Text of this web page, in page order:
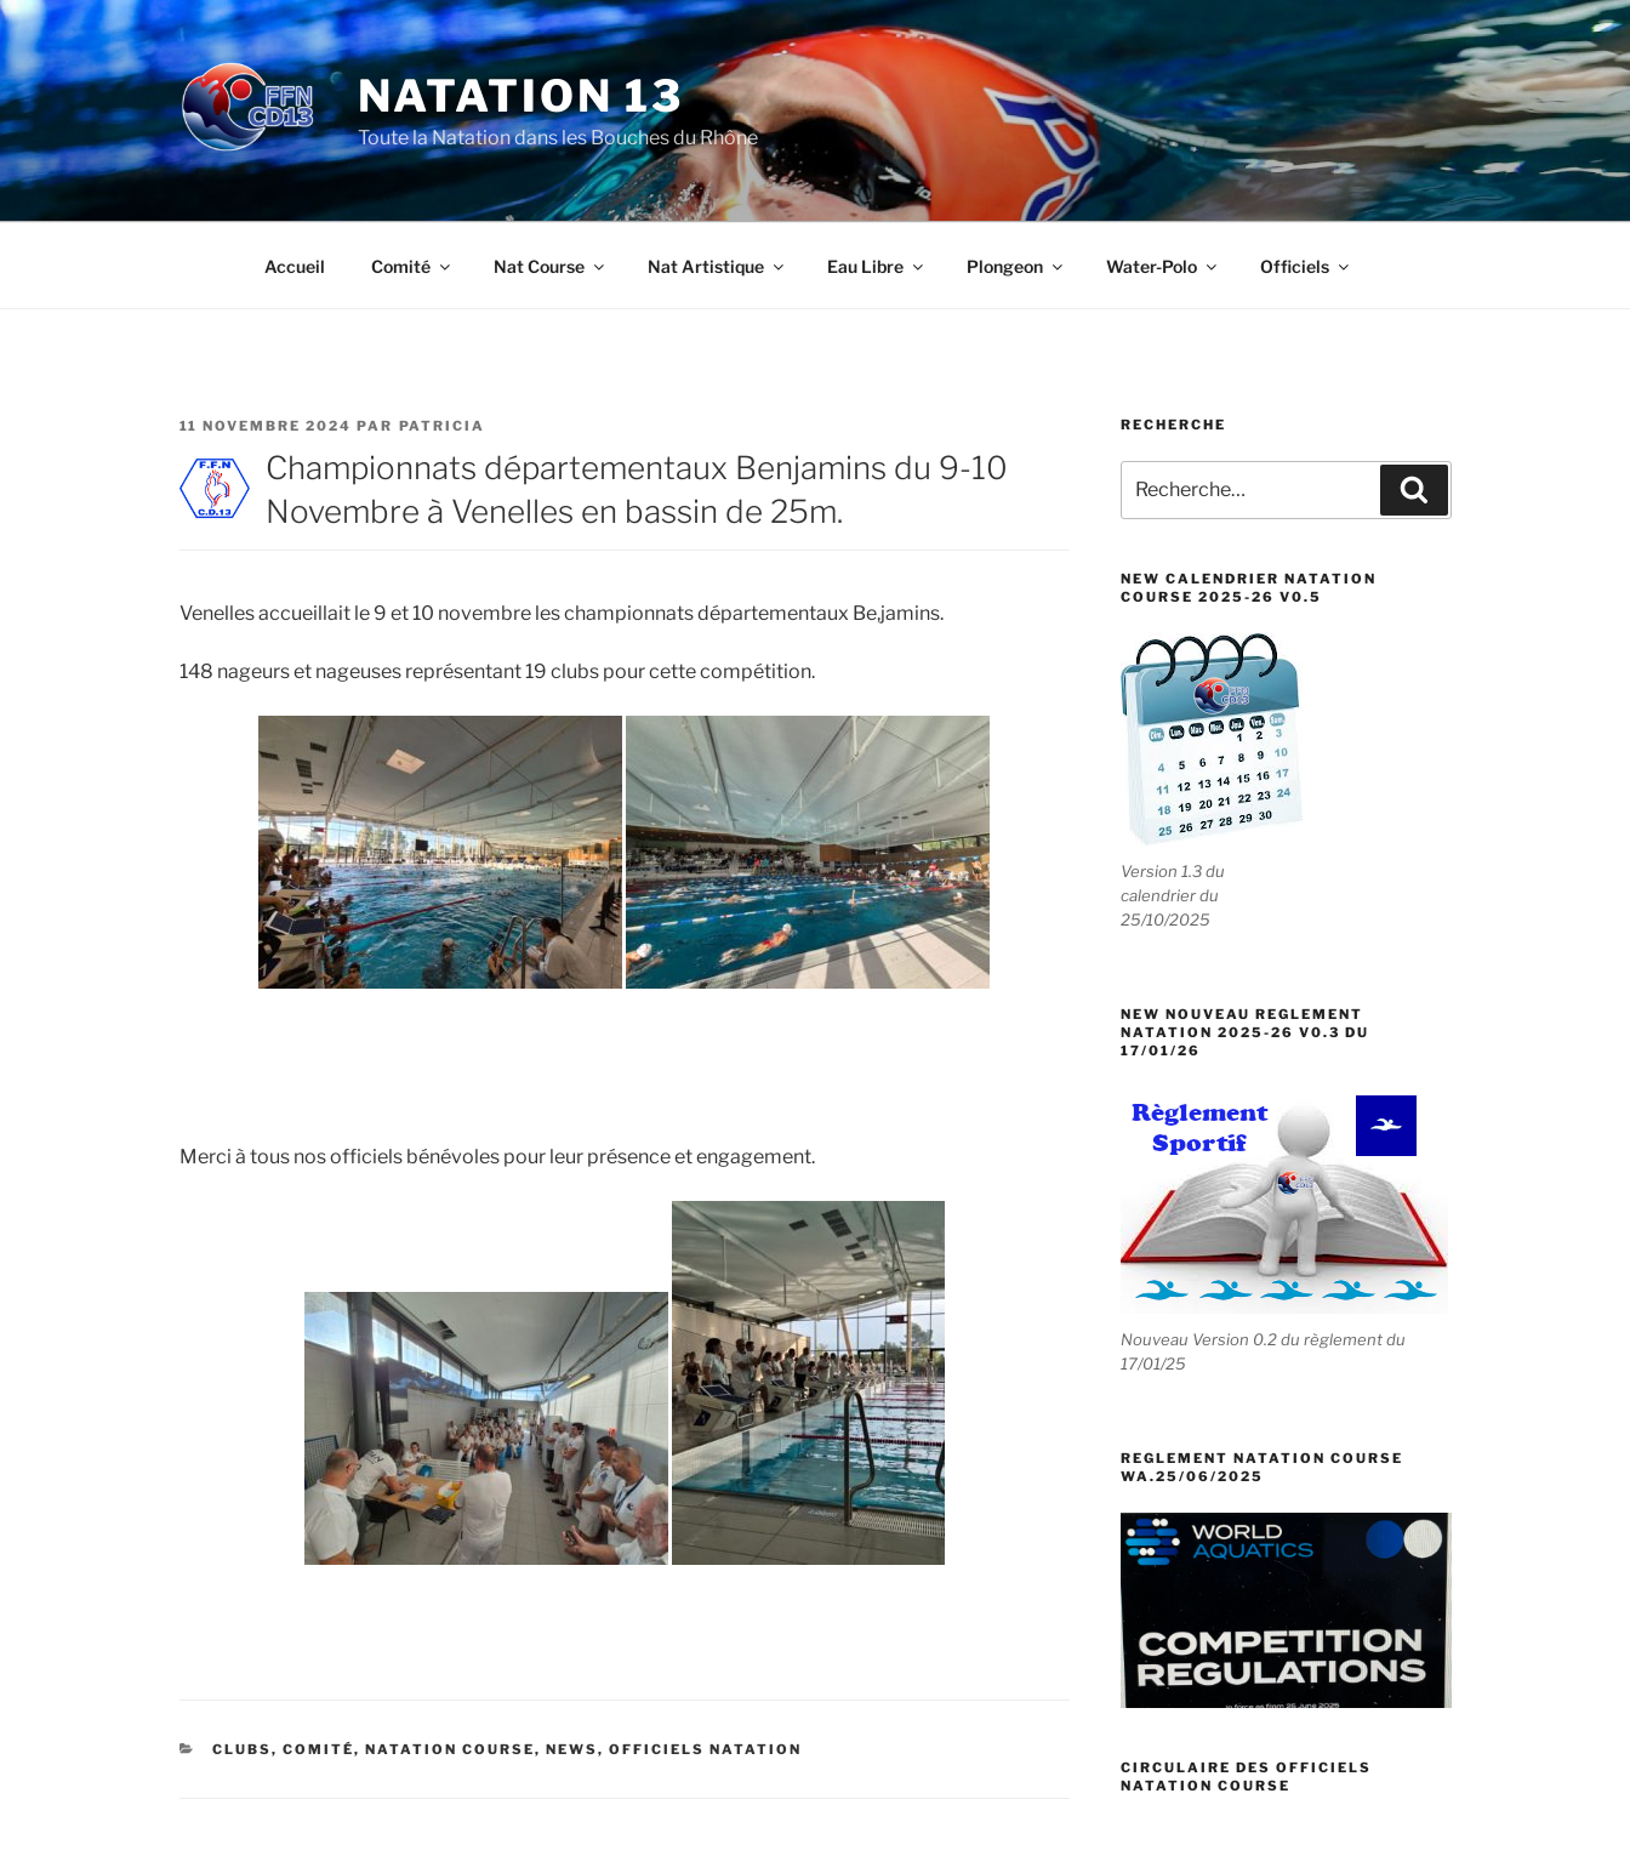
Aller
contenu
principal
NATATION 13
Toute la Natation dans les Bouches du Rhône
Accueil Comité Nat Course Nat Artistique Eau Libre Plongeon Water-Polo Officiels
PUBLIÉ
11 NOVEMBRE 2024 PAR PATRICIA
Championnats départementaux Benjamins du 9-10
Novembre à Venelles en bassin de 25m.
Venelles accueillait le 9 et 10 novembre les championnats départementaux Be,jamins.
148 nageurs et nageuses représentant 19 clubs pour cette compétition.
Merci à tous nos officiels bénévoles pour leur présence et engagement.
CATÉGORIES
CLUBS, COMITÉ, NATATION COURSE, NEWS, OFFICIELS NATATION
RECHERCHE
pour
:
NEW CALENDRIER NATATION
COURSE 2025-26 V0.5
Version 1.3 du
calendrier du
25/10/2025
NEW NOUVEAU REGLEMENT
NATATION 2025-26 V0.3 DU
17/01/26
Nouveau Version 0.2 du règlement du
17/01/25
REGLEMENT NATATION COURSE
WA.25/06/2025
CIRCULAIRE DES OFFICIELS
NATATION COURSE